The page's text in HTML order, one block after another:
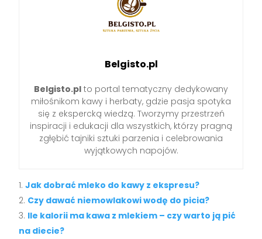
Belgisto.pl
Belgisto.pl to portal tematyczny dedykowany
miłośnikom kawy i herbaty, gdzie pasja spotyka
się z ekspercką wiedzą. Tworzymy przestrzeń
inspiracji i edukacji dla wszystkich, którzy pragną
zgłębić tajniki sztuki parzenia i celebrowania
wyjątkowych napojów.
Jak dobrać mleko do kawy z ekspresu?
Czy dawać niemowlakowi wodę do picia?
Ile kalorii ma kawa z mlekiem – czy warto ją pić
na diecie?